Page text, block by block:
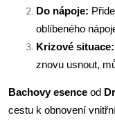
Do nápoje:
oblíbeného
Krizové situace:
znovu usnout,
Bachovy esence od
cestu k obnovení